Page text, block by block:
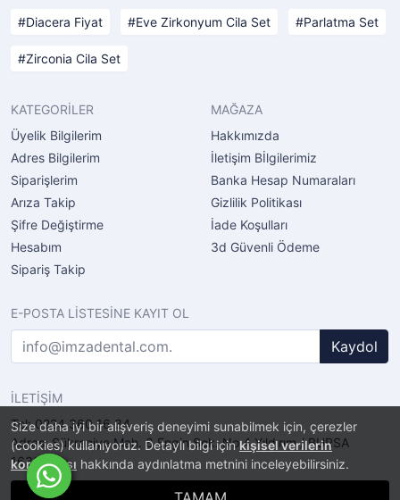
Size daha iyi bir alışveriş deneyimi sunabilmek için, çerezler
(cookies) kullanıyoruz. Detaylı bilgi içinkişisel verilerin
korunması hakkında aydınlatma metnini inceleyebilirsiniz.
Diacera Fiyat Eve Zirkonyum Cila Set Parlatma Set
Zirconia Cila Set
KATEGORİLER
Üyelik Bilgilerim
Adres Bilgilerim
Siparişlerim
Arıza Takip
Şifre Değiştirme
Hesabım
Sipariş Takip
MAĞAZA
Hakkımızda
İletişim Bİlgilerimiz
Banka Hesap Numaraları
Gizlilik Politikası
İade Koşulları
3d Güvenli Ödeme
E-POSTA LİSTESİNE KAYIT OL
Kaydol
İLETİŞİM
Tel: 0224 360 16 34
Adres: Şükraniye Mah. 6.Engin Sok. No.4 Yıldırım / BURSA
16320